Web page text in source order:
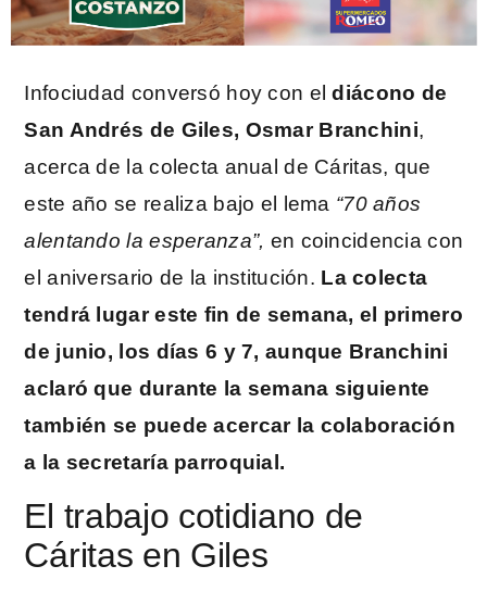
Infociudad conversó hoy con eldiácono de
San Andrés de Giles, Osmar Branchini,
acerca de la colecta anual de Cáritas, que
este año se realiza bajo el lema “70 años
alentando la esperanza”, en coincidencia con
el aniversario de la institución. La colecta
tendrá lugar este fin de semana, el primero
de junio, los días 6 y 7, aunque Branchini
aclaró que durante la semana siguiente
también se puede acercar la colaboración
a la secretaría parroquial.
El trabajo cotidiano de
Cáritas en Giles